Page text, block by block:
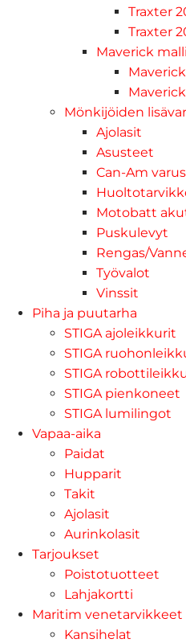
Traxter
Traxter
Maverick
Mönkijöiden
Ajolasit
Asusteet
Can-Am
Motobatt
Puskulevyt
Rengas/
Työvalot
Vinssit
Piha ja puutarha
STIGA ajoleikkurit
STIGA
STIGA
STIGA pienkoneet
STIGA lumilingot
Vapaa-aika
Paidat
Hupparit
Takit
Ajolasit
Aurinkolasit
Tarjoukset
Poistotuotteet
Lahjakortti
Maritim venetarvikkeet
Kansihelat